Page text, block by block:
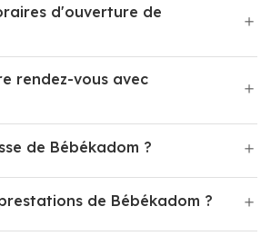
d'ouverture de
rendez-vous avec
de Bébékadom ?
de Bébékadom ?